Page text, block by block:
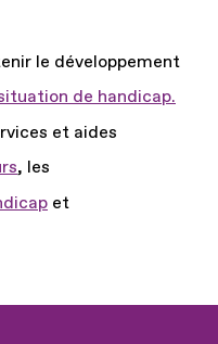
le développement
de handicap.
et aides
, les
et